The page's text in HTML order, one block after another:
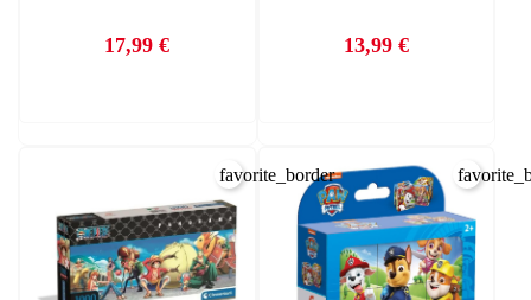
Precio
17,99 € Precio
13,99 €
favorite_border
CREAR LISTA DE DESEOS
INICIAR SESIÓN